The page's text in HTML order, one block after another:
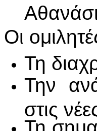
Οι
Τη
Την
στις